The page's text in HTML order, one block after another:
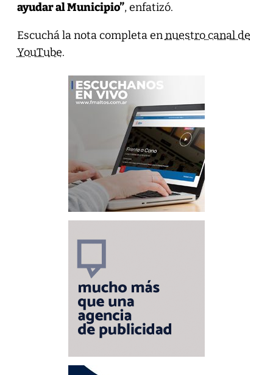
ayudar al Municipio”, enfatizó.
Escuchá la nota completa ennuestro canal de
YouTube.